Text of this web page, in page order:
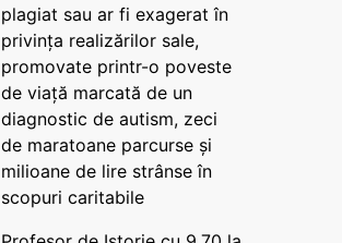
plagiat sau ar fi exagerat în
privința realizărilor sale,
promovate printr-o poveste
de viață marcată de un
diagnostic de autism, zeci
de maratoane parcurse și
milioane de lire strânse în
scopuri caritabile